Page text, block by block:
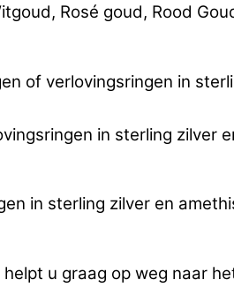
Rosé goud, Rood
of verlovingsringen in
in sterling zilver
in sterling zilver en
u graag op weg naar